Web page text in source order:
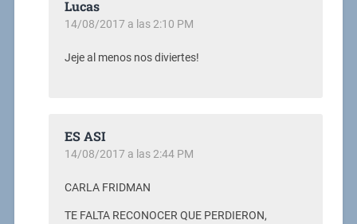
Lucas
14/08/2017 a las 2:10 PM
Jeje al menos nos diviertes!
ES ASI
14/08/2017 a las 2:44 PM
CARLA FRIDMAN
TE FALTA RECONOCER QUE PERDIERON,